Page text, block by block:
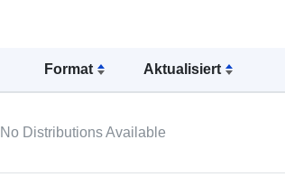
Format Aktualisiert
No Distributions Available